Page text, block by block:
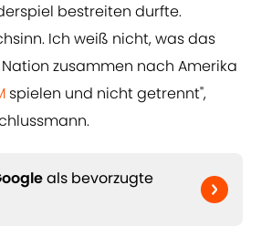
bestreiten durfte.
Ich weiß nicht, was das
zusammen nach Amerika
spielen und nicht getrennt",
als bevorzugte